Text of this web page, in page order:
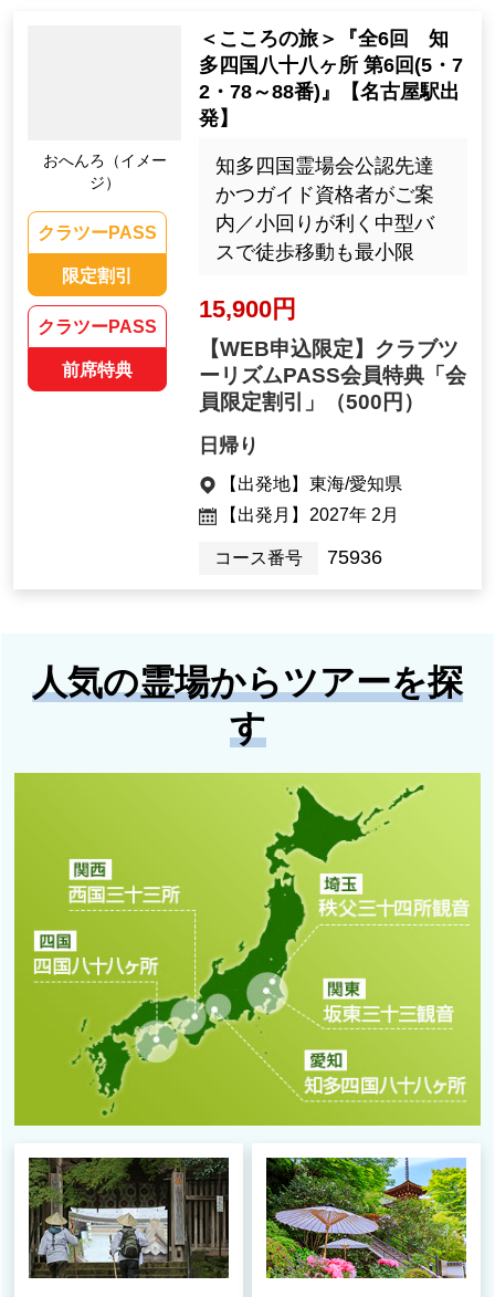
おへんろ（イメー
ジ）
クラツーPASS
限定割引
クラツーPASS
前席特典
＜こころの旅＞『全6回 知
多四国八十八ヶ所 第6回(5・7
2・78～88番)』【名古屋駅出
発】
知多四国霊場会公認先達
かつガイド資格者がご案
内／小回りが利く中型バ
スで徒歩移動も最小限
15,900円
【WEB申込限定】クラブツ
ーリズムPASS会員特典「会
員限定割引」
（500円）
日帰り
【出発地】 東海/愛知県
【出発月】 2027年 2月
コース番号 75936
人気の霊場からツアーを探
す